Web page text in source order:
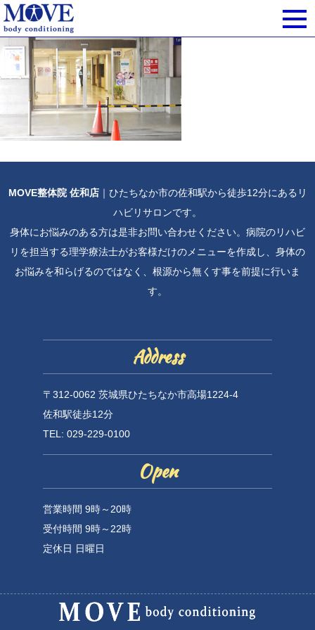
MOVE整体院 佐和店｜ひたちなか市の佐和駅から徒歩12分にあるリ
ハビリサロンです。
身体にお悩みのある方は是非お問い合わせください。病院のリハビ
リを担当する理学療法士がお客様だけのメニューを作成し、身体の
お悩みを和らげるのではなく、根源から無くす事を前提に行いま
す。
Address
〒312-0062 茨城県ひたちなか市高場1224-4
佐和駅徒歩12分
TEL: 029-229-0100
Open
営業時間 9時～20時
受付時間 9時～22時
定休日 日曜日